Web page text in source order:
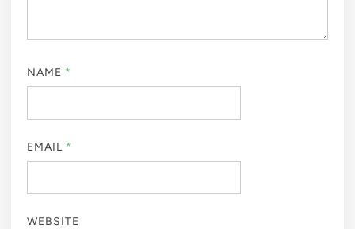
NAME *
EMAIL *
WEBSITE